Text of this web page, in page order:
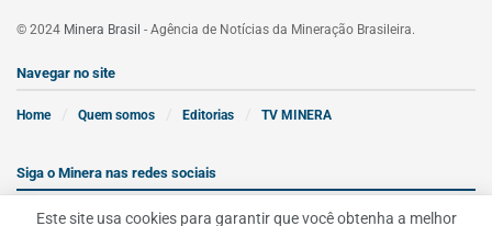
© 2024 Minera Brasil - Agência de Notícias da Mineração Brasileira.
Navegar no site
Home Quem somos Editorias TV MINERA
Siga o Minera nas redes sociais
Este site usa cookies para garantir que você obtenha a melhor